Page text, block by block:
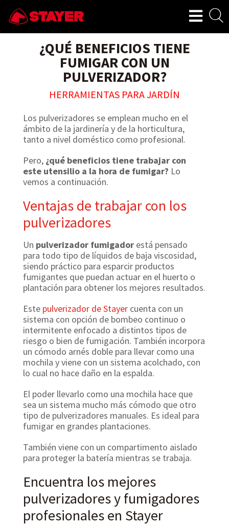
¿QUÉ BENEFICIOS TIENE
FUMIGAR CON UN
PULVERIZADOR?
HERRAMIENTAS PARA JARDÍN
Los pulverizadores se emplean mucho en el
ámbito de la jardinería y de la horticultura,
tanto a nivel doméstico como profesional.
Pero, ¿qué beneficios tiene trabajar con
este utensilio a la hora de fumigar? Lo
vemos a continuación.
Ventajas de trabajar con los
pulverizadores
Un pulverizador fumigador está pensado
para todo tipo de líquidos de baja viscosidad,
siendo práctico para esparcir productos
fumigantes que puedan actuar en el huerto o
plantación para obtener los mejores resultados.
Este pulverizador de Stayer cuenta con un
sistema con opción de bombeo continuo o
intermitente enfocado a distintos tipos de
riesgo o bien de fumigación. También incorpora
un cómodo arnés doble para llevar como una
mochila y viene con un sistema acolchado, con
lo cual no hace daño en la espalda.
El poder llevarlo como una mochila hace que
sea un sistema mucho más cómodo que otro
tipo de pulverizadores manuales. Es ideal para
fumigar en grandes plantaciones.
También viene con un compartimento aislado
para proteger la batería mientras se trabaja.
Encuentra los mejores
pulverizadores y fumigadores
profesionales en Stayer